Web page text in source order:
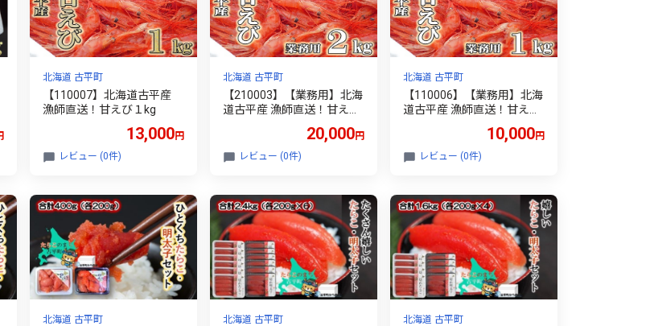
北海道 古平町
【110007】北海道古平産
漁師直送！甘えび１kg
13,000円
レビュー (0件)
北海道 古平町
【210003】【業務用】北海
道古平産 漁師直送！甘えび
20,000円
レビュー (0件)
北海道 古平町
【110006】【業務用】北海
道古平産 漁師直送！甘えび
10,000円
レビュー (0件)
北海道 古平町 北海道 古平町 北海道 古平町